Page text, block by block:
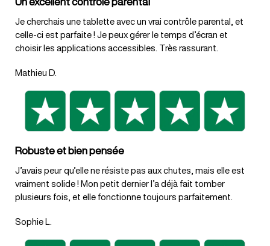
Je cherchais une tablette avec un vrai contrôle parental, et
celle-ci est parfaite ! Je peux gérer le temps d’écran et
choisir les applications accessibles. Très rassurant.
Mathieu D.
Robuste et bien pensée
J’avais peur qu’elle ne résiste pas aux chutes, mais elle est
vraiment solide ! Mon petit dernier l’a déjà fait tomber
plusieurs fois, et elle fonctionne toujours parfaitement.
Sophie L.